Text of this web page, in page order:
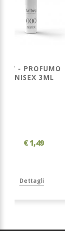
197 - PROFUMO
UNISEX 3ML
€ 1,49
Dettagli